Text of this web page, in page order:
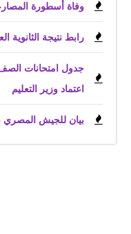
وفاة أسطورة
رابط نتيجة الثانوية
اعتماد وزير التعليم
بيان للجيش